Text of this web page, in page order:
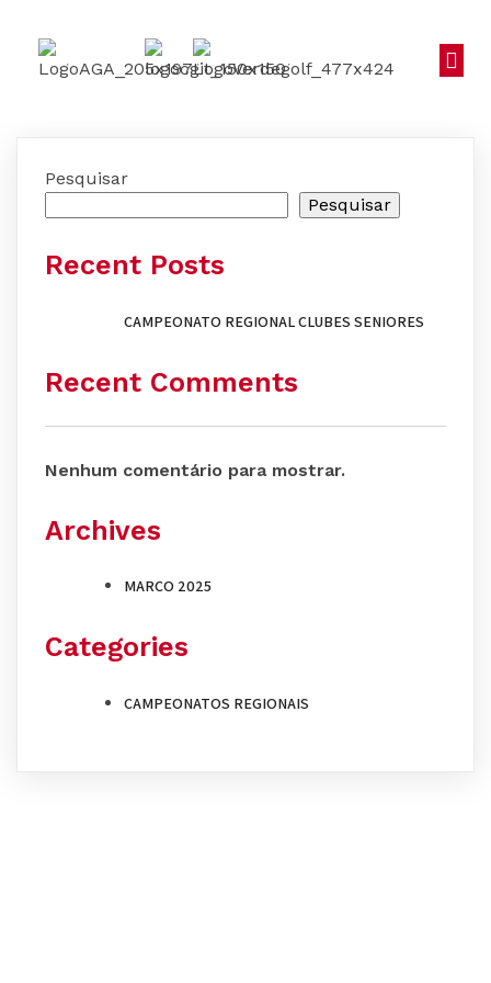
Pesquisar
Pesquisar
Recent Posts
CAMPEONATO REGIONAL CLUBES SENIORES
Recent Comments
Nenhum comentário para mostrar.
Archives
MARÇO 2025
Categories
CAMPEONATOS REGIONAIS